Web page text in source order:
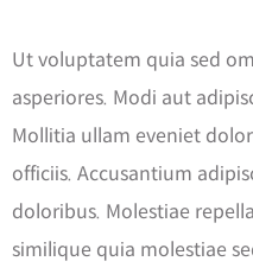
Ut voluptatem quia sed
asperiores. Modi aut
Mollitia ullam eveniet
officiis. Accusantium
doloribus. Molestiae
similique quia molestiae